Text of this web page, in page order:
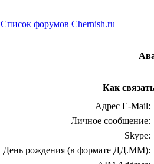
Список форумов Chernish.ru
Как
Адрес E-Mail:
Личное сообщение:
Skype:
День рождения (в формате ДД.ММ):